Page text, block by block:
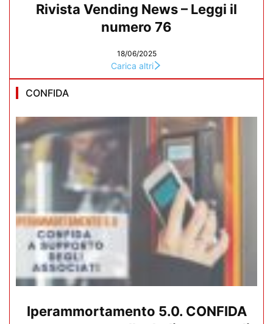
Rivista Vending News – Leggi il
numero 76
18/06/2025
Carica altri
CONFIDA
Iperammortamento 5.0. CONFIDA